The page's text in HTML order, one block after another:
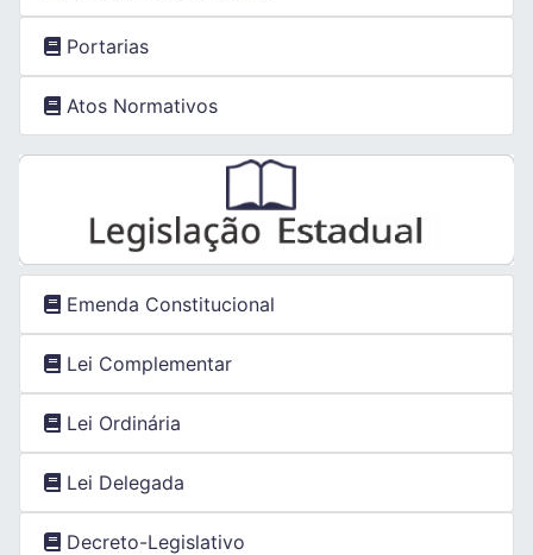
Portarias
Atos Normativos
Emenda Constitucional
Lei Complementar
Lei Ordinária
Lei Delegada
Decreto-Legislativo